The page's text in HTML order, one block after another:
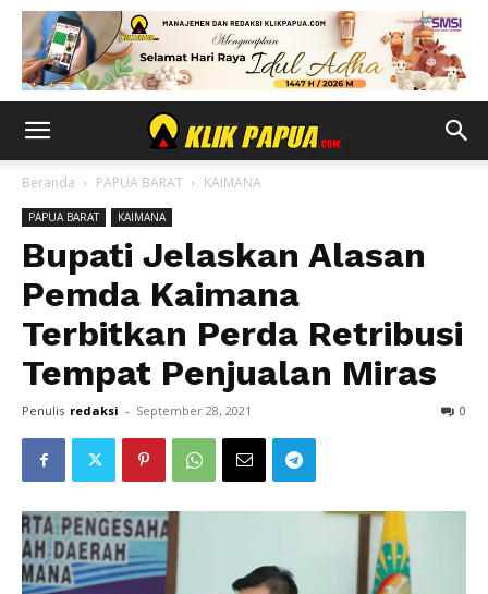
Beranda PAPUA BARAT KAIMANA
PAPUA BARAT KAIMANA
Bupati Jelaskan Alasan
Pemda Kaimana
Terbitkan Perda Retribusi
Tempat Penjualan Miras
Penulis redaksi - September 28, 2021 0